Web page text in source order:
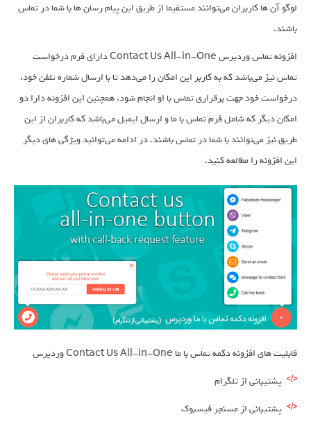
لوگو آن ها کاربران می‌توانند مستقیما از طریق این پیام رسان ها با شما در تماس
باشند.
افزونه تماس وردپرس Contact Us All-in-One دارای فرم درخواست
تماس نیز می‌باشد که به کاربر این امکان را می‌دهد تا با ارسال شماره تلفن خود،
درخواست خود جهت برقراری تماس با او انجام شود. همچنین این افزونه دارا دو
امکان دیگر که شامل فرم تماس با ما و ارسال ایمیل می‌باشد که کاربران از این
طریق نیز می‌توانند با شما در تماس باشند. در ادامه می‌توانید ویژگی های دیگر
این افزونه را مطالعه کنید.
قابلیت های افزونه دکمه تماس با ما Contact Us All-in-One وردپرس
پشتیبانی از تلگرام
پشتیبانی از مسنجر فیسبوک